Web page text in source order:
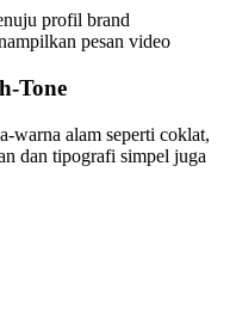
profil brand
pesan video
Tone
warna alam seperti coklat,
dan tipografi simpel juga